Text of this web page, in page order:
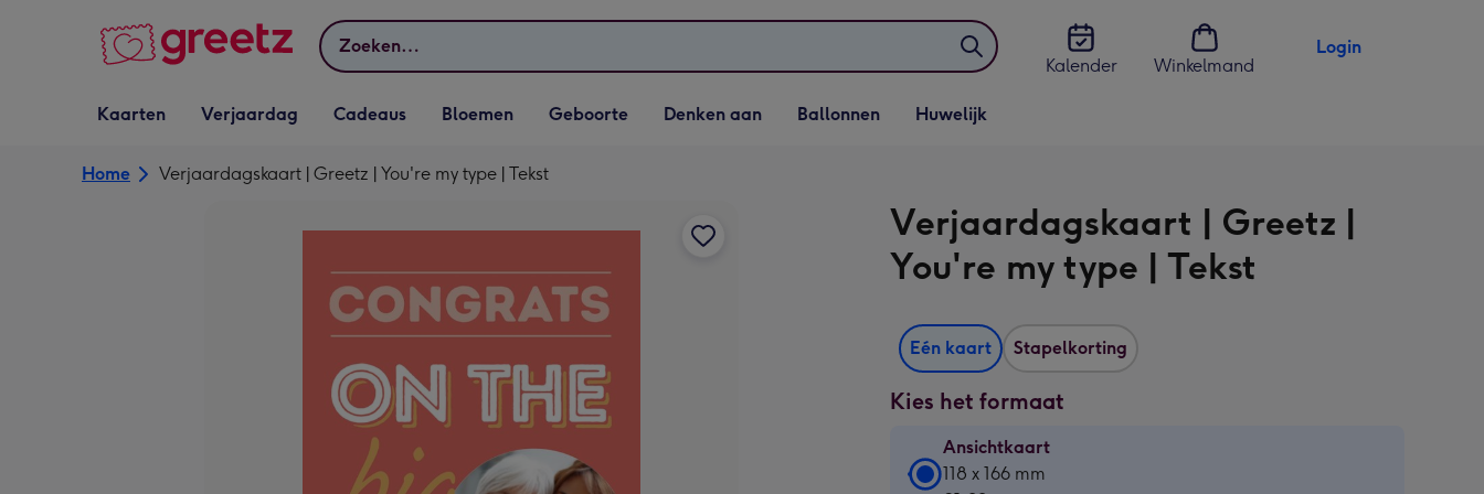
Zoeken
Kalender
Winkelmand
Login
Vervolgkeuzelijst
Kaarten openen
Kaarten
Vervolgkeuzelijst
Verjaardag openen
Verjaardag
Vervolgkeuzelijst
Cadeaus openen
Cadeaus
Vervolgkeuzelijst
Bloemen openen
Bloemen
Vervolgkeuzelijst
Geboorte openen
Geboorte
Vervolgkeuzelijst
Denken aan openen
Denken aan
Vervolgkeuzelijst
Ballonnen openen
Ballonnen
Vervolgkeuzelijst
Huwelijk openen
Huwelijk
Home Verjaardagskaart | Greetz | You're my type | Tekst
Verjaardagskaart | Greetz |
You're my type | Tekst
Eén kaart Stapelkorting
Kies het formaat
Ansichtkaart
Ansichtkaart
118 x 166 mm